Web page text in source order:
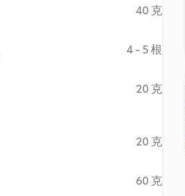
40 克
4 - 5 根
20 克
20 克
60 克